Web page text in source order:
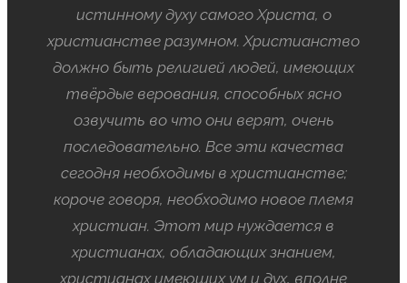
истинному духу самого Христа, о
христианстве разумном. Христианство
должно быть религией людей, имеющих
твёрдые верования, способных ясно
озвучить во что они верят, очень
последовательно. Все эти качества
сегодня необходимы в христианстве;
короче говоря, необходимо новое племя
христиан. Этот мир нуждается в
христианах, обладающих знанием,
христианах имеющих ум и дух, вполне